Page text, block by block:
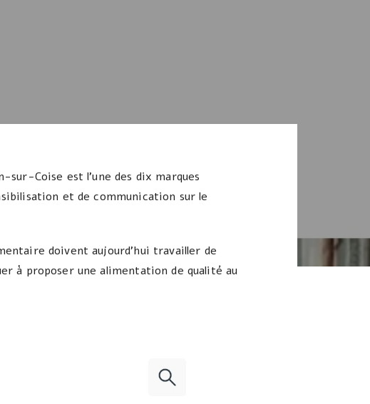
Coise est l’une des dix marques
et de communication sur le
doivent aujourd’hui travailler de
à proposer une alimentation de qualité au